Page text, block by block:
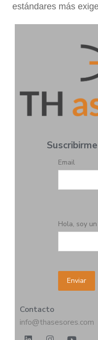
estándares más
Email
Hola, soy
Contacto
info@thasesores.com